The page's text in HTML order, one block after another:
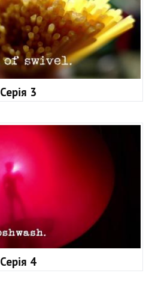
Серія 3
Серія 4